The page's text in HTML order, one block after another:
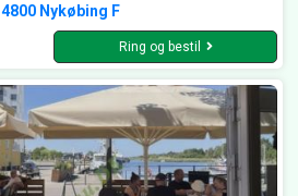
4800 Nykøbing F
Ring og bestil